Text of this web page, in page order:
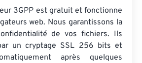
3GPP est gratuit et fonctionne
web. Nous garantissons la
de vos fichiers. Ils
un cryptage SSL 256 bits et
après quelques